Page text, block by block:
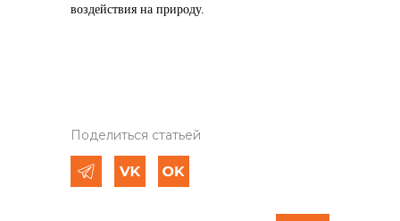
воздействия на природу.
Поделиться статьей